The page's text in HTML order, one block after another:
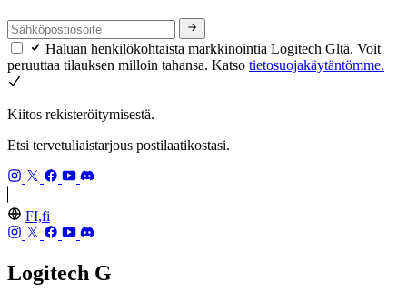
Haluan henkilökohtaista markkinointia Logitech Gltä. Voit
peruuttaa tilauksen milloin tahansa. Katso tietosuojakäytäntömme.
Kiitos rekisteröitymisestä.
Etsi tervetuliaistarjous postilaatikostasi.
FI,fi
Logitech G